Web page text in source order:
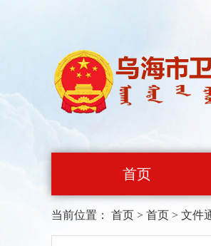
首页
当前位置： 首页 > 首页 > 文件